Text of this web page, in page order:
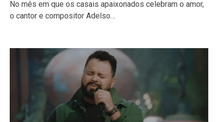
No mês em que os casais apaixonados celebram o amor,
o cantor e compositor Adelso…